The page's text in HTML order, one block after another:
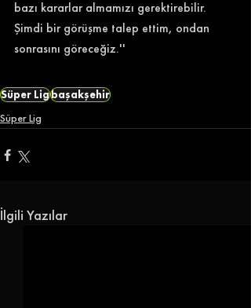
bazı kararlar almamızı gerektirebilir.
Şimdi bir görüşme talep ettim, ondan
sonrasını göreceğiz.''
Süper Ligbaşakşehir
Süper Lig
İlgili Yazılar